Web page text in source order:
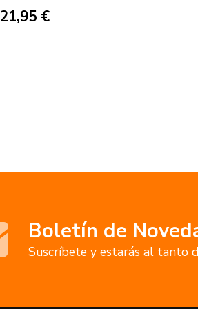
21,95 €
Boletín de
Suscríbete y estarás al tanto